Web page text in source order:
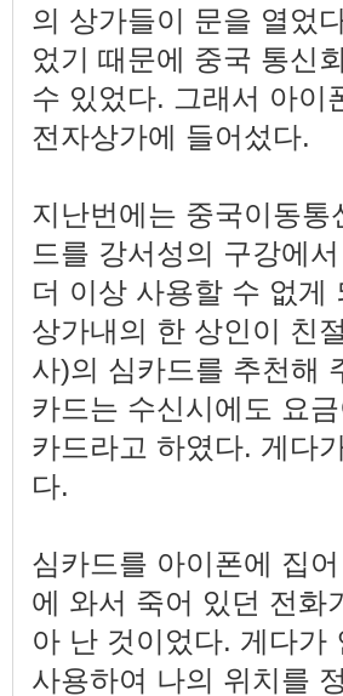
의 상가들이 문을 열었
었기 때문에 중국 통신
수 있었다. 그래서 아이
전자상가에 들어섰다.
지난번에는 중국이동
드를 강서성의 구강에
더 이상 사용할 수 없게
상가내의 한 상인이 친
사)의 심카드를 추천해
카드는 수신시에도 요
카드라고 하였다. 게다
다.
심카드를 아이폰에 집
에 와서 죽어 있던 전
아 난 것이었다. 게다가
사용하여 나의 위치를